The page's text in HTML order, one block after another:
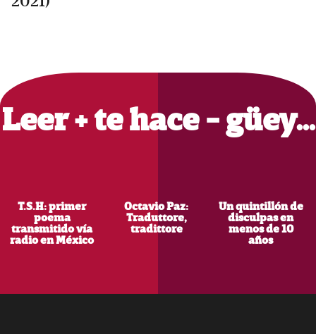
Primary
Sidebar
Leer + te hace - güey…
T.S.H: primer
poema
transmitido vía
radio en México
Octavio Paz:
Traduttore,
tradittore
Un quintillón de
disculpas en
menos de 10
años